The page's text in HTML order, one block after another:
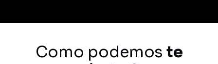
Como podemos te